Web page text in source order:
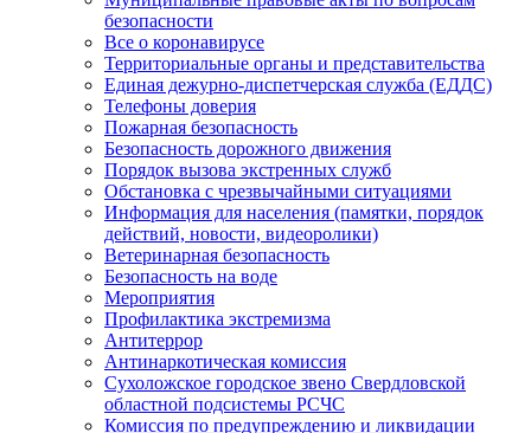
безопасности
Все о коронавирусе
Территориальные органы и представительства
Единая дежурно-диспетчерская служба (ЕДДС)
Телефоны доверия
Пожарная безопасность
Безопасность дорожного движения
Порядок вызова экстренных служб
Обстановка с чрезвычайными ситуациями
Информация для населения (памятки, порядок
действий, новости, видеоролики)
Ветеринарная безопасность
Безопасность на воде
Мероприятия
Профилактика экстремизма
Антитеррор
Антинаркотическая комиссия
Сухоложское городское звено Свердловской
областной подсистемы РСЧС
Комиссия по предупреждению и ликвидации